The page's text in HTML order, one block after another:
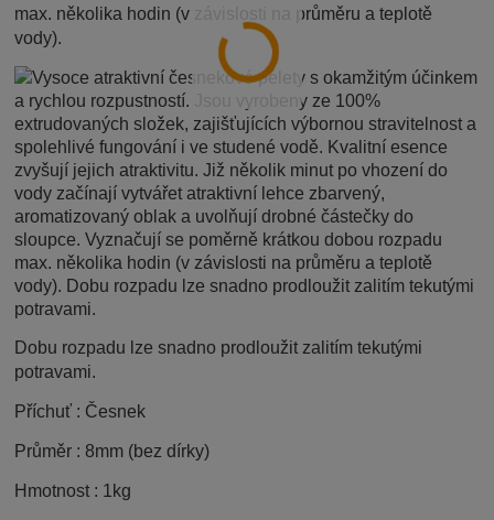
max. několika hodin (v závislosti na průměru a teplotě
vody).
Dobu rozpadu lze snadno prodloužit zalitím tekutými
potravami.
Příchuť : Česnek
Průměr : 8mm (bez dírky)
Hmotnost : 1kg